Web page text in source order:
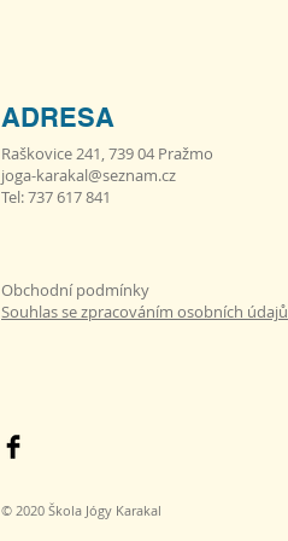
ADRESA
Raškovice 241, 739 04 Pražmo
joga-karakal@seznam.cz
Tel: 737 617 841
Obchodní podmínky
Souhlas se zpracováním osobních údajů
© 2020 Škola Jógy Karakal